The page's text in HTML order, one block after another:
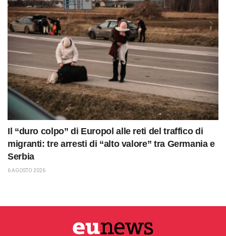
Il “duro colpo” di Europol alle reti del traffico di
migranti: tre arresti di “alto valore” tra Germania e
Serbia
6 AGOSTO 2026